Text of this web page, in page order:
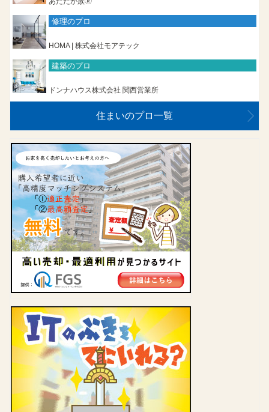
修理のプロ
HOMA | 株式会社モアテック
建築のプロ
ドンナハウス株式会社 関西営業所
住まいのプロ一覧